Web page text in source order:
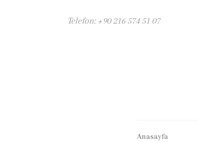
Telefon: +90 216 574 51 07
Anasayfa